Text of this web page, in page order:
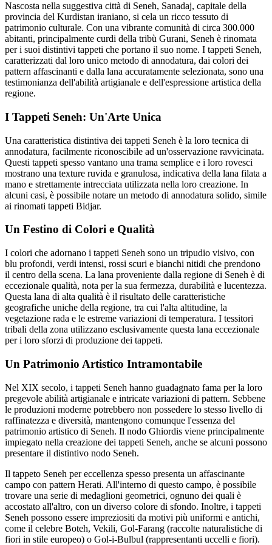
Nascosta nella suggestiva città di Seneh, Sanadaj, capitale della
provincia del Kurdistan iraniano, si cela un ricco tessuto di
patrimonio culturale. Con una vibrante comunità di circa 300.000
abitanti, principalmente curdi della tribù Gurani, Seneh è rinomata
per i suoi distintivi tappeti che portano il suo nome. I tappeti Seneh,
caratterizzati dal loro unico metodo di annodatura, dai colori dei
pattern affascinanti e dalla lana accuratamente selezionata, sono una
testimonianza dell'abilità artigianale e dell'espressione artistica della
regione.
I Tappeti Seneh: Un'Arte Unica
Una caratteristica distintiva dei tappeti Seneh è la loro tecnica di
annodatura, facilmente riconoscibile ad un'osservazione ravvicinata.
Questi tappeti spesso vantano una trama semplice e i loro rovesci
mostrano una texture ruvida e granulosa, indicativa della lana filata a
mano e strettamente intrecciata utilizzata nella loro creazione. In
alcuni casi, è possibile notare un metodo di annodatura solido, simile
ai rinomati tappeti Bidjar.
Un Festino di Colori e Qualità
I colori che adornano i tappeti Seneh sono un tripudio visivo, con
blu profondi, verdi intensi, rossi scuri e bianchi nitidi che prendono
il centro della scena. La lana proveniente dalla regione di Seneh è di
eccezionale qualità, nota per la sua fermezza, durabilità e lucentezza.
Questa lana di alta qualità è il risultato delle caratteristiche
geografiche uniche della regione, tra cui l'alta altitudine, la
vegetazione rada e le estreme variazioni di temperatura. I tessitori
tribali della zona utilizzano esclusivamente questa lana eccezionale
per i loro sforzi di produzione dei tappeti.
Un Patrimonio Artistico Intramontabile
Nel XIX secolo, i tappeti Seneh hanno guadagnato fama per la loro
pregevole abilità artigianale e intricate variazioni di pattern. Sebbene
le produzioni moderne potrebbero non possedere lo stesso livello di
raffinatezza e diversità, mantengono comunque l'essenza del
patrimonio artistico di Seneh. Il nodo Ghiordis viene principalmente
impiegato nella creazione dei tappeti Seneh, anche se alcuni possono
presentare il distintivo nodo Seneh.
Il tappeto Seneh per eccellenza spesso presenta un affascinante
campo con pattern Herati. All'interno di questo campo, è possibile
trovare una serie di medaglioni geometrici, ognuno dei quali è
accostato all'altro, con un diverso colore di sfondo. Inoltre, i tappeti
Seneh possono essere impreziositi da motivi più uniformi e antichi,
come il celebre Boteh, Vekili, Gol-Farang (raccolte naturalistiche di
fiori in stile europeo) o Gol-i-Bulbul (rappresentanti uccelli e fiori).